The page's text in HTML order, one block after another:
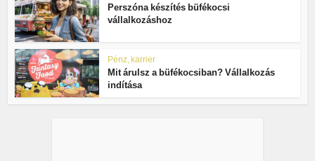
Perszóna készítés büfékocsi
vállalkozáshoz
Pénz, karrier
Mit árulsz a büfékocsiban? Vállalkozás
indítása